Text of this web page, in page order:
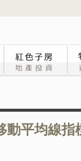
動平均線指